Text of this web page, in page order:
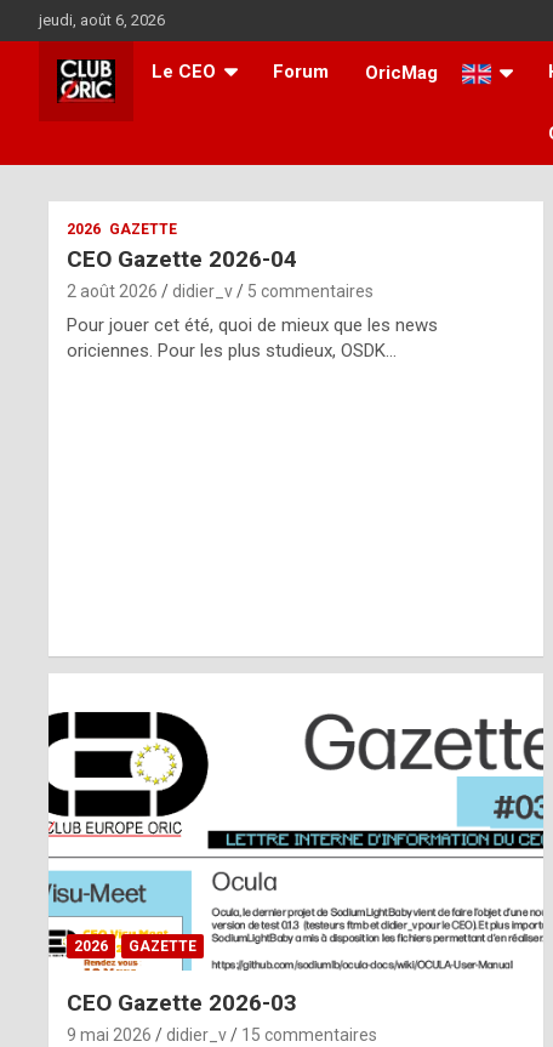
au
contenu
jeudi, août 6, 2026
Le CEO Forum OricMag
ff
2026 GAZETTE
CEO Gazette 2026-04
2 août 2026 didier_v 5 commentaires
Pour jouer cet été, quoi de mieux que les news
oriciennes. Pour les plus studieux, OSDK…
2026 GAZETTE
CEO Gazette 2026-03
9 mai 2026 didier_v 15 commentaires